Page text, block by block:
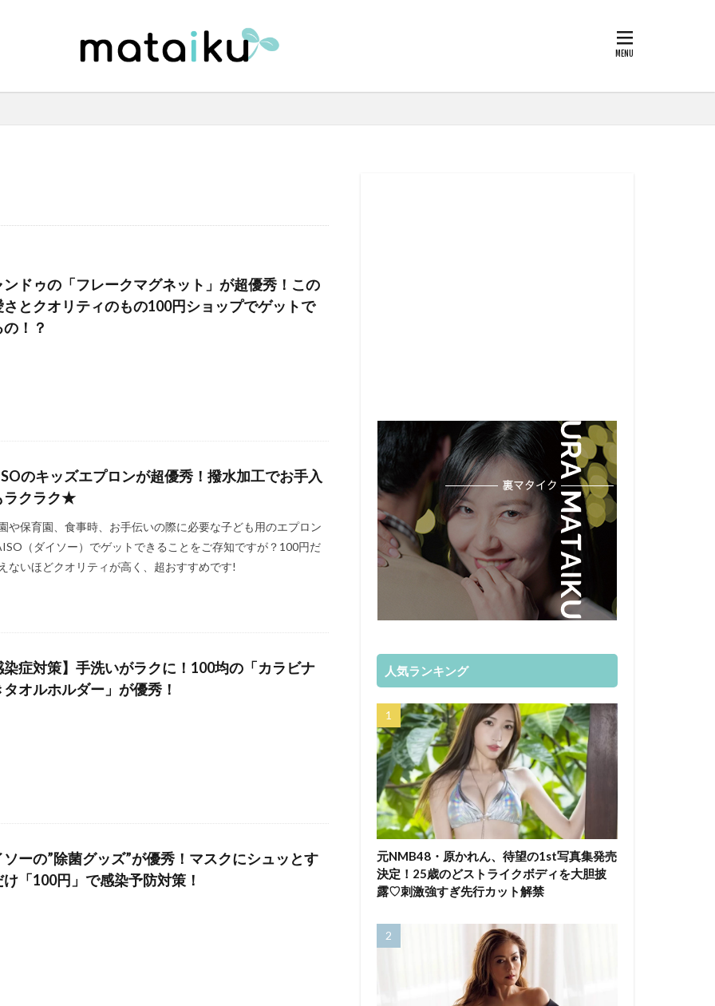
ンドゥの「フレークマグネット」が超優秀！この
さとクオリティのもの100円ショップでゲットで
！？
のキッズエプロンが超優秀！撥水加工でお手入
ラクラク★
や保育園、食事時、お手伝いの際に必要な子ども用のエプロン
（ダイソー）でゲットできることをご存知ですが？100円だ
ないほどクオリティが高く、超おすすめです!
染症対策】手洗いがラクに！100均の「カラビナ
オルホルダー」が優秀！
ソーの”除菌グッズ”が優秀！マスクにシュッとす
「100円」で感染予防対策！
人気ランキング
元NMB48・原かれん、待望の1st写真集発売
決定！25歳のどストライクボディを大胆披
露♡刺激強すぎ先行カット解禁